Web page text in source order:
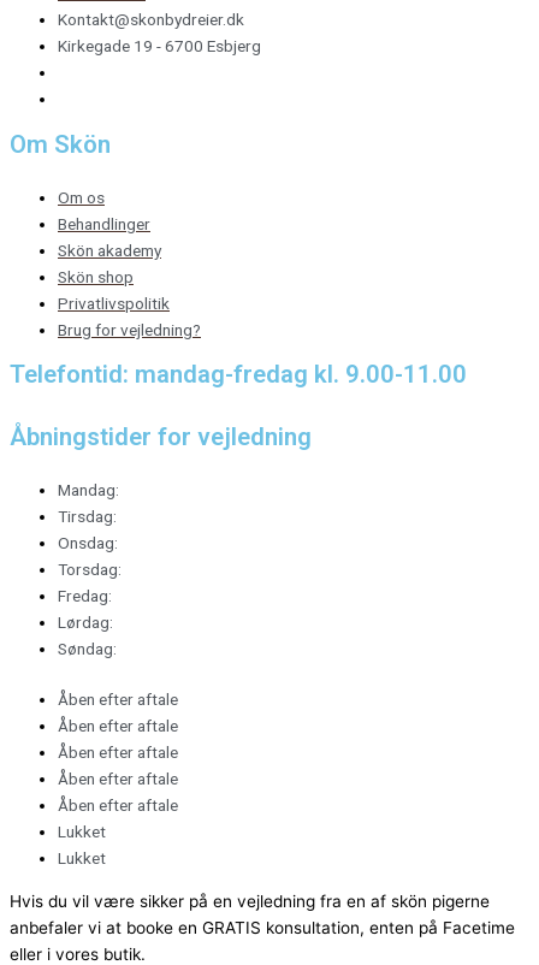
Kontakt@skonbydreier.dk
Kirkegade 19 - 6700 Esbjerg
Om Skön
Om os
Behandlinger
Skön akademy
Skön shop
Privatlivspolitik
Brug for vejledning?
Telefontid: mandag-fredag kl. 9.00-11.00
Åbningstider for vejledning
Mandag:
Tirsdag:
Onsdag:
Torsdag:
Fredag:
Lørdag:
Søndag:
Åben efter aftale
Åben efter aftale
Åben efter aftale
Åben efter aftale
Åben efter aftale
Lukket
Lukket
Hvis du vil være sikker på en vejledning fra en af skön pigerne
anbefaler vi at booke en GRATIS konsultation, enten på Facetime
eller i vores butik.